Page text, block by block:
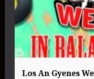
Los An Gyenes